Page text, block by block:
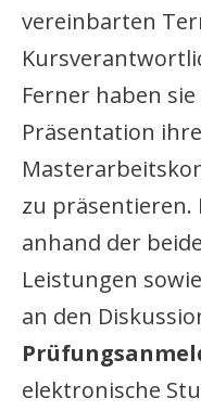
vereinbarten
Ferner haben
Präsentation
zu
anhand der
Leistungen
an den
elektronische